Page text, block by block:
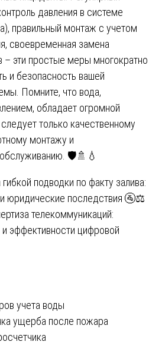
давления в системе
правильный монтаж с учетом
своевременная замена
– эти простые меры многократно
и безопасность вашей
Помните, что вода,
обладает огромной
только качественному
монтажу и
🛡️🚿💧
подводки по факту залива:
и юридические последствия 🚰⚖️
телекоммуникаций:
эффективности цифровой
учета воды
ущерба после пожара